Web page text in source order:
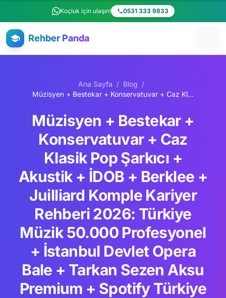
Ana içeriğe atlaKoçluk için ulaşın! 0531 333 9833
Rehber Panda
Ana Sayfa / Blog /
Müzisyen + Bestekar + Konservatuvar + Caz Klasik Pop Şarkıcı + Akustik + İDOB + Berklee + Juilliard Komple Kariyer Rehberi 2026: Türkiye Müzik 50.000 Profesyonel + İstanbul Devlet Opera Bale + Tarkan Sezen Aksu Premium + Spotify Türkiye
Müzisyen + Bestekar +
Konservatuvar + Caz
Klasik Pop Şarkıcı +
Akustik + İDOB + Berklee +
Juilliard Komple Kariyer
Rehberi 2026: Türkiye
Müzik 50.000 Profesyonel
+ İstanbul Devlet Opera
Bale + Tarkan Sezen Aksu
Premium + Spotify Türkiye